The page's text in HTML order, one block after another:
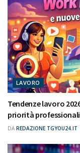
LAVORO
Tendenze lavoro
priorità professionali
DA REDAZIONE TGYOU24.IT